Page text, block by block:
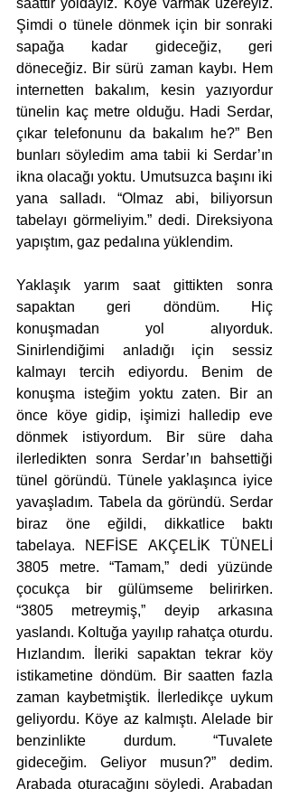
saattir yoldayız. Köye varmak üzereyiz.
Şimdi o tünele dönmek için bir sonraki
sapağa kadar gideceğiz, geri
döneceğiz. Bir sürü zaman kaybı. Hem
internetten bakalım, kesin yazıyordur
tünelin kaç metre olduğu. Hadi Serdar,
çıkar telefonunu da bakalım he?” Ben
bunları söyledim ama tabii ki Serdar’ın
ikna olacağı yoktu. Umutsuzca başını iki
yana salladı. “Olmaz abi, biliyorsun
tabelayı görmeliyim.” dedi. Direksiyona
yapıştım, gaz pedalına yüklendim.
Yaklaşık yarım saat gittikten sonra
sapaktan geri döndüm. Hiç
konuşmadan yol alıyorduk.
Sinirlendiğimi anladığı için sessiz
kalmayı tercih ediyordu. Benim de
konuşma isteğim yoktu zaten. Bir an
önce köye gidip, işimizi halledip eve
dönmek istiyordum. Bir süre daha
ilerledikten sonra Serdar’ın bahsettiği
tünel göründü. Tünele yaklaşınca iyice
yavaşladım. Tabela da göründü. Serdar
biraz öne eğildi, dikkatlice baktı
tabelaya. NEFİSE AKÇELİK TÜNELİ
3805 metre. “Tamam,” dedi yüzünde
çocukça bir gülümseme belirirken.
“3805 metreymiş,” deyip arkasına
yaslandı. Koltuğa yayılıp rahatça oturdu.
Hızlandım. İleriki sapaktan tekrar köy
istikametine döndüm. Bir saatten fazla
zaman kaybetmiştik. İlerledikçe uykum
geliyordu. Köye az kalmıştı. Alelade bir
benzinlikte durdum. “Tuvalete
gideceğim. Geliyor musun?” dedim.
Arabada oturacağını söyledi. Arabadan